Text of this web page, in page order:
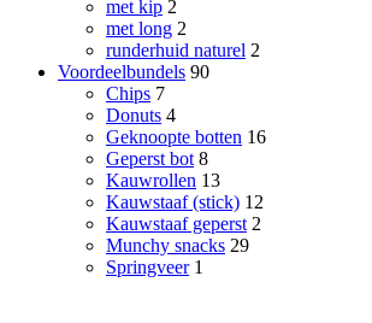
met kip 2
met long 2
runderhuid naturel 2
Voordeelbundels 90
Chips 7
Donuts 4
Geknoopte botten 16
Geperst bot 8
Kauwrollen 13
Kauwstaaf (stick) 12
Kauwstaaf geperst 2
Munchy snacks 29
Springveer 1